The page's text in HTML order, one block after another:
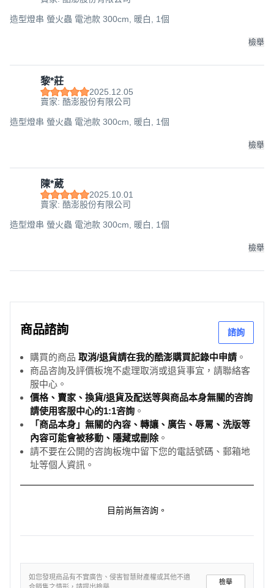
造型燈串 螢火蟲 電池款 300cm, 暖白, 1個
檢舉
黎*莊
2025.12.05
賣家: 酷澎股份有限公司
造型燈串 螢火蟲 電池款 300cm, 暖白, 1個
檢舉
陳*葳
2025.10.01
賣家: 酷澎股份有限公司
造型燈串 螢火蟲 電池款 300cm, 暖白, 1個
檢舉
商品諮詢 諮詢
購買的商品 取消/退貨請在我的酷澎購買記錄中申請 。
商品咨詢及評價板塊不處理取消或退貨事宜，請聯絡客
服中心。
價格、賣家、換貨/退貨及配送等與商品本身無關的咨詢
請使用客服中心的1:1咨詢 。
「商品本身」無關的內容、轉讓、廣告、辱罵、洗版等
內容可能會被移動、隱藏或刪除。
請不要在公開的咨詢板塊中留下您的電話號碼、郵箱地
址等個人資訊。
目前尚無咨詢。
如您發現商品有不實廣告、侵害智慧財產權或其他不適
檢舉